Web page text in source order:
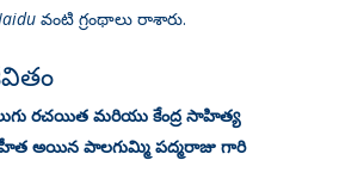
వంటి గ్రంథాలు రాశారు.
రచయిత మరియు కేంద్ర సాహిత్య
అయిన పాలగుమ్మి పద్మరాజు గారి